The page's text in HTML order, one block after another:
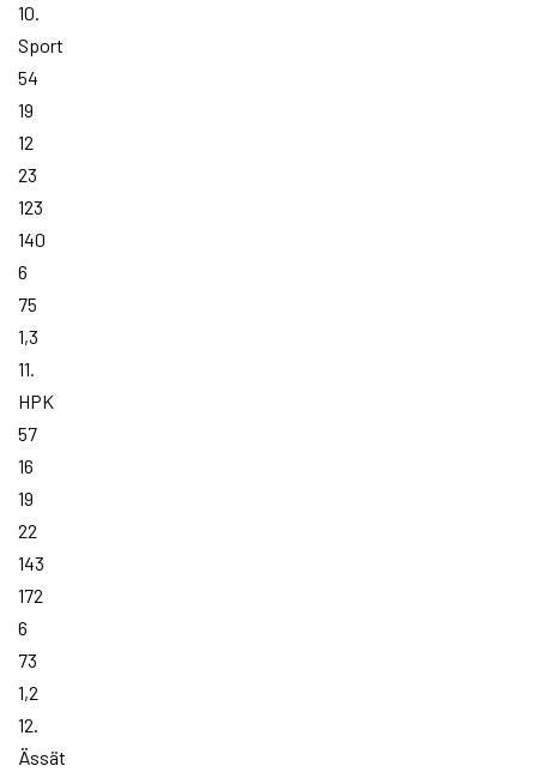
10.
Sport
54
19
12
23
123
140
6
75
1,3
11.
HPK
57
16
19
22
143
172
6
73
1,2
12.
Ässät